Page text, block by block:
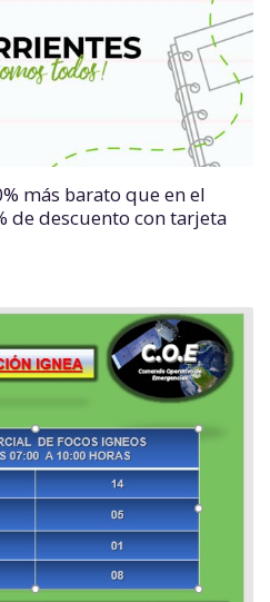
más barato que en el
de descuento con tarjeta